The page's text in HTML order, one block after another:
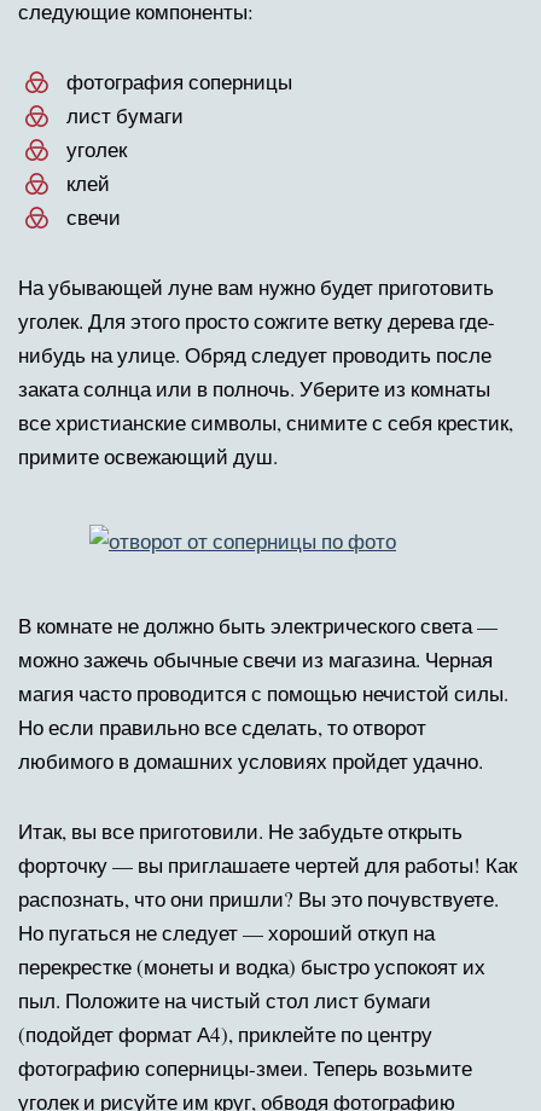
следующие компоненты:
фотография соперницы
лист бумаги
уголек
клей
свечи
На убывающей луне вам нужно будет приготовить
уголек. Для этого просто сожгите ветку дерева где-
нибудь на улице. Обряд следует проводить после
заката солнца или в полночь. Уберите из комнаты
все христианские символы, снимите с себя крестик,
примите освежающий душ.
В комнате не должно быть электрического света —
можно зажечь обычные свечи из магазина. Черная
магия часто проводится с помощью нечистой силы.
Но если правильно все сделать, то отворот
любимого в домашних условиях пройдет удачно.
Итак, вы все приготовили. Не забудьте открыть
форточку — вы приглашаете чертей для работы! Как
распознать, что они пришли? Вы это почувствуете.
Но пугаться не следует — хороший откуп на
перекрестке (монеты и водка) быстро успокоят их
пыл. Положите на чистый стол лист бумаги
(подойдет формат А4), приклейте по центру
фотографию соперницы-змеи. Теперь возьмите
уголек и рисуйте им круг, обводя фотографию